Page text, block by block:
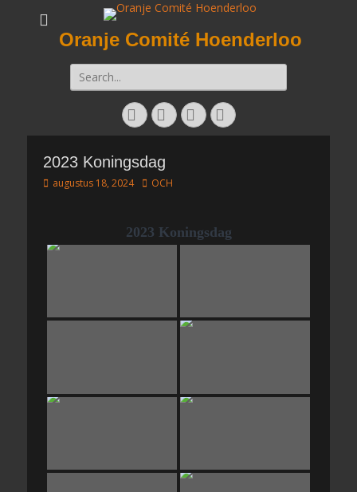
Oranje Comité Hoenderloo
Zoeken
naar:
Facebook
Twitter
E-
mail
Instagram
2023 Koningsdag
Geplaatst
augustus 18, 2024 Auteur
OCH
2023 Koningsdag